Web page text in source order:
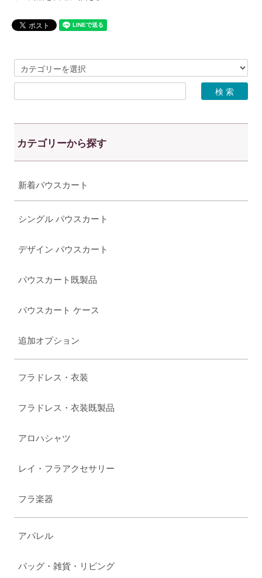
カテゴリーから探す
新着パウスカート
シングル パウスカート
デザイン パウスカート
パウスカート既製品
パウスカート ケース
追加オプション
フラドレス・衣装
フラドレス・衣装既製品
アロハシャツ
レイ・フラアクセサリー
フラ楽器
アパレル
バッグ・雑貨・リビング